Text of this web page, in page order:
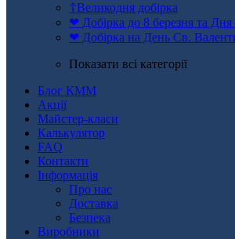
☦Великодня добірка
❤ Добірка до 8 березня та Дня
❤ Добірка на День Св.
Показати всі категорії
Блог КММ
Акції
Майстер-класи
Калькулятор
FAQ
Контакти
Інформація
Про нас
Доставка
Безпека
Виробники